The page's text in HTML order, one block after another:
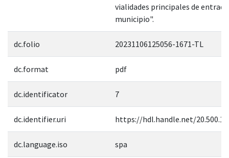
vialidades principales de
municipio".
dc.folio 20231106125056-1671-TL
dc.format pdf
dc.identificator 7
dc.identifier.uri https://hdl.handle.net/
dc.language.iso spa